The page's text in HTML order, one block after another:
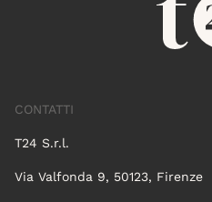
CONTATTI
T24 S.r.l.
Via Valfonda 9, 50123, Firenze